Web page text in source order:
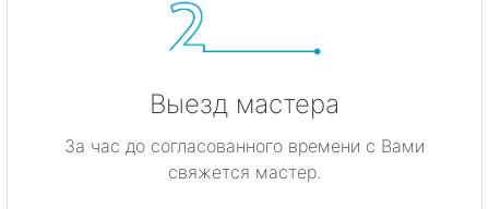
Выезд мастера
За час до согласованного времени с Вами
свяжется мастер.